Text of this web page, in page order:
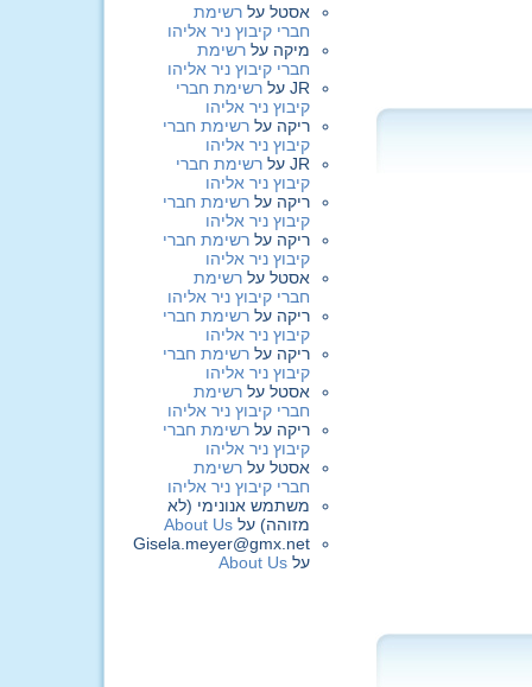
אסטל על רשימת
חברי קיבוץ ניר אליהו
מיקה על רשימת
חברי קיבוץ ניר אליהו
JR על רשימת חברי
קיבוץ ניר אליהו
ריקה על רשימת חברי
קיבוץ ניר אליהו
JR על רשימת חברי
קיבוץ ניר אליהו
ריקה על רשימת חברי
קיבוץ ניר אליהו
ריקה על רשימת חברי
קיבוץ ניר אליהו
אסטל על רשימת
חברי קיבוץ ניר אליהו
ריקה על רשימת חברי
קיבוץ ניר אליהו
ריקה על רשימת חברי
קיבוץ ניר אליהו
אסטל על רשימת
חברי קיבוץ ניר אליהו
ריקה על רשימת חברי
קיבוץ ניר אליהו
אסטל על רשימת
חברי קיבוץ ניר אליהו
משתמש אנונימי (לא
מזוהה) על About Us
Gisela.meyer@gmx.net
על About Us